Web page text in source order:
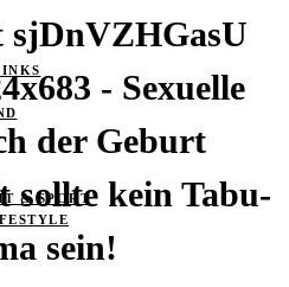
& SPORT
sollte kein Tabu-
sein!